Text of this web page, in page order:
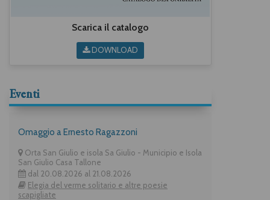
Scarica il catalogo
DOWNLOAD
Eventi
Omaggio a Ernesto Ragazzoni
Orta San Giulio e isola Sa Giulio - Municipio e Isola
San Giulio Casa Tallone
dal 20.08.2026 al 21.08.2026
Elegia del verme solitario e altre poesie
scapigliate